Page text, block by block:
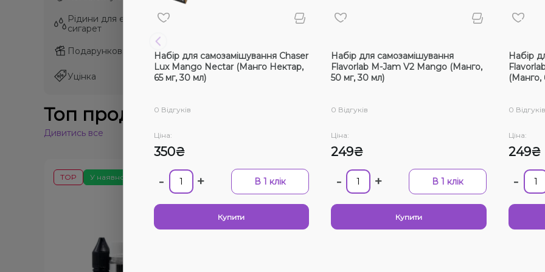
Рідини для електронних
сигарет
Подарункові набори
Уцінка
Рідини для електронних
сигарет
Подарункові набори
Уцінка
Топ продажів
Дивитись все
У наявності
TOP
Ціна:
Ківі,
Набір для самозамішування Chaser
Lux Mango Nectar (Манго Нектар,
65 мг, 30 мл)
0 Відгуків
Ціна:
350₴
- + В 1 клік
Купити
Набір для самозамішування
Flavorlab M-Jam V2 Mango (Манго,
50 мг, 30 мл)
0 Відгуків
Ціна:
249₴
- + В 1 клік
Купити
Набір
(Манго,
0 Відгуків
Ціна:
249₴
-